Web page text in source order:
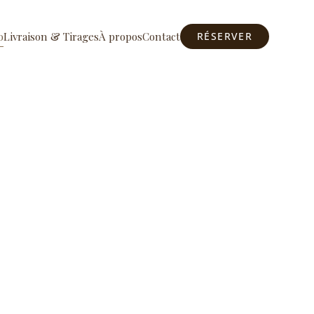
Livraison & TiragesÀ proposContact RÉSERVER